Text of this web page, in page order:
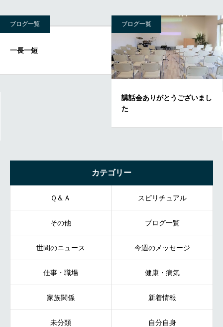
ブログ一覧
一長一短
ブログ一覧
講話会ありがとうございまし
た
カテゴリー
Ｑ＆Ａ スピリチュアル
その他 ブログ一覧
世間のニュース 今週のメッセージ
仕事・職場 健康・病気
家族関係 新着情報
未分類 自分自身